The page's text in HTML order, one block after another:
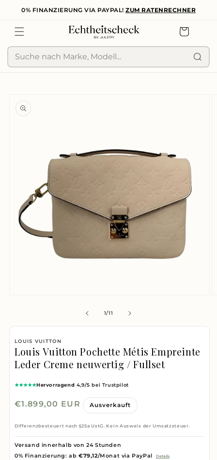
zum
0% FINANZIERUNG VIA PAYPAL! ZUM RATENRECHNER
Warenkorb
Suche
öffnen
1/von
11
LOUIS VUITTON
Louis Vuitton Pochette Métis Empreinte
Leder Creme neuwertig / Fullset
★★★★★Hervorragend 4,9/5 bei Trustpilot
Normaler
€1.899,00 EUR Ausverkauft
Differenzbesteuert nach §25a UstG. Kein Ausweis der Umsatzsteuer.
Versand innerhalb von 24 Stunden
0% Finanzierung: ab €79,12/Monat via PayPal Details